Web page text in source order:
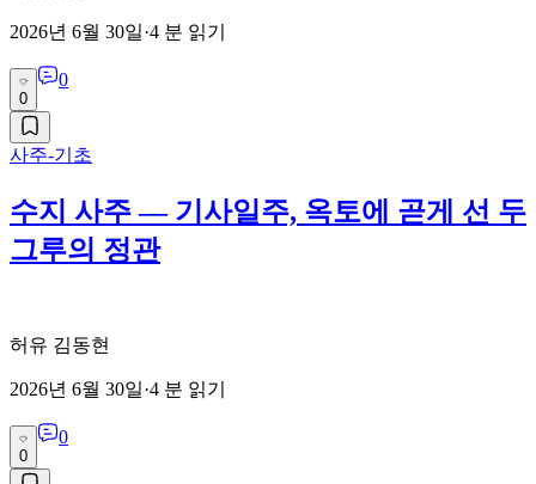
2026년 6월 30일·4 분 읽기
0
0
사주-기초
수지 사주 — 기사일주, 옥토에 곧게 선 두
그루의 정관
허유 김동현
2026년 6월 30일·4 분 읽기
0
0